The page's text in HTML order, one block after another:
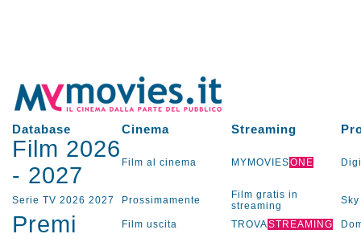
Database Cinema Streaming
Film 2026
- 2027 Film al cinema MYMOVIESONE
Serie TV 2026 2027 Prossimamente
Film gratis in
streaming
Sky
Premi Film uscita TROVASTREAMING